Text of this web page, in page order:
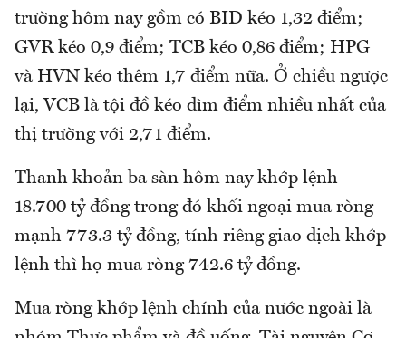
trường hôm nay gồm có BID kéo 1,32 điểm;
GVR kéo 0,9 điểm; TCB kéo 0,86 điểm; HPG
và HVN kéo thêm 1,7 điểm nữa. Ở chiều ngược
lại, VCB là tội đồ kéo dìm điểm nhiều nhất của
thị trường với 2,71 điểm.
Thanh khoản ba sàn hôm nay khớp lệnh
18.700 tỷ đồng trong đó khối ngoại mua ròng
mạnh 773.3 tỷ đồng, tính riêng giao dịch khớp
lệnh thì họ mua ròng 742.6 tỷ đồng.
Mua ròng khớp lệnh chính của nước ngoài là